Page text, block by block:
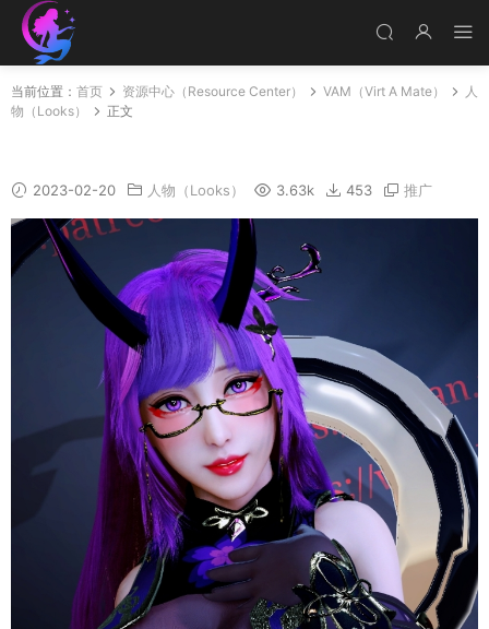
当前位置： 首页 资源中心（Resource Center） VAM（Virt A Mate）
人
物（Looks）
正文
2023-02-20 人物（Looks） 3.63k 453 推广